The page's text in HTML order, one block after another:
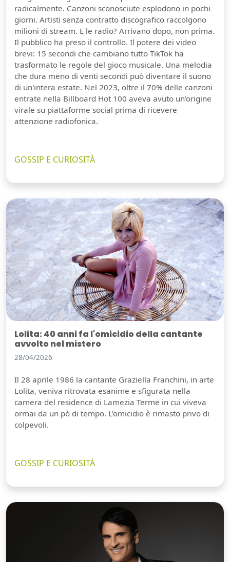
radicalmente. Canzoni sconosciute esplodono in pochi
giorni. Artisti senza contratto discografico raccolgono
milioni di stream. E le radio? Arrivano dopo, non prima.
Il pubblico ha preso il controllo. Il potere dei video
brevi: 15 secondi che cambiano tutto TikTok ha
trasformato le regole del gioco musicale. Una melodia
che dura meno di venti secondi può diventare il suono
di un'intera estate. Nel 2023, oltre il 70% delle canzoni
entrate nella Billboard Hot 100 aveva avuto un'origine
virale su piattaforme social prima di ricevere
attenzione radiofonica.
GOSSIP E CURIOSITÀ
Lolita: 40 anni fa l'omicidio della cantante
avvolto nel mistero
28/04/2026
Il 28 aprile 1986 la cantante Graziella Franchini, in arte
Lolita, veniva ritrovata esanime e sfigurata nella
camera del residence di Lamezia Terme in cui viveva
ormai da un pò di tempo. L'omicidio è rimasto privo di
colpevoli.
GOSSIP E CURIOSITÀ